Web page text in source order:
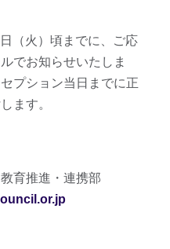
（火）頃までに、ご応
でお知らせいたしま
プション当日までに正
ます。
育推進・連携部